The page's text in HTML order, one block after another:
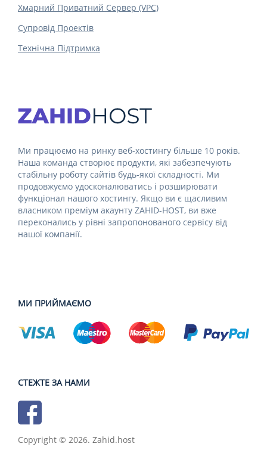
Хмарний Приватний Сервер (VPC)
Супровід Проектів
Технічна Підтримка
Ми працюємо на ринку веб-хостингу більше 10 років.
Наша команда створює продукти, які забезпечують
стабільну роботу сайтів будь-якої складності. Ми
продовжуємо удосконалюватись і розширювати
функціонал нашого хостингу. Якщо ви є щасливим
власником преміум акаунту ZAHID-HOST, ви вже
переконались у рівні запропонованого сервісу від
нашої компанії.
МИ ПРИЙМАЄМО
СТЕЖТЕ ЗА НАМИ
Copyright © 2026. Zahid.host